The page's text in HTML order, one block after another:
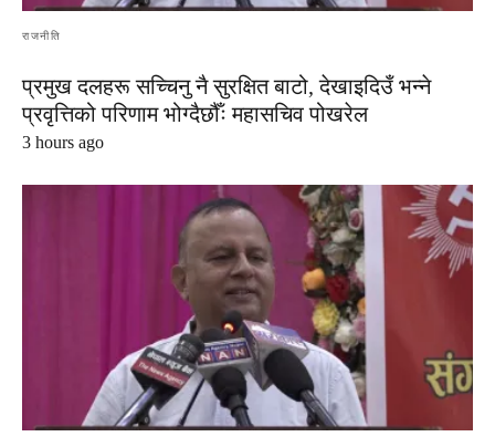
राजनीति
प्रमुख दलहरू सच्चिनु नै सुरक्षित बाटो, देखाइदिउँ भन्ने
प्रवृत्तिको परिणाम भोग्दैछौँः महासचिव पोखरेल
3 hours ago